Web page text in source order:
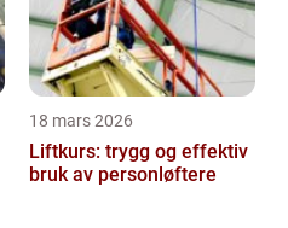
18 mars 2026
Liftkurs: trygg og effektiv
bruk av personløftere